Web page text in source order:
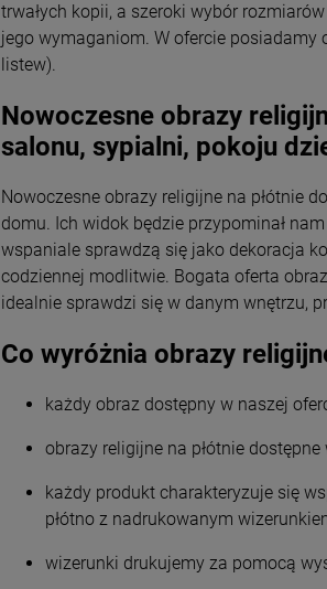
trwałych kopii, a szeroki wybór
jego wymaganiom. W ofercie posiadamy
listew).
Nowoczesne obrazy
salonu, sypialni, pokoju
Nowoczesne obrazy religijne na płótnie
domu. Ich widok będzie przypominał
wspaniale sprawdzą się jako dekoracja
codziennej modlitwie. Bogata oferta
idealnie sprawdzi się w danym wnętrzu,
Co wyróżnia obrazy
każdy obraz dostępny w naszej
obrazy religijne na płótnie
każdy produkt charakteryzuje się
płótno z nadrukowanym
wizerunki drukujemy za pomocą